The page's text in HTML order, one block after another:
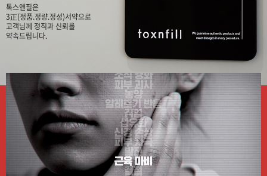
톡스앤필은
3正(정품.정량.정성)서약으로
고객님께 정직과 신뢰를
약속드립니다.